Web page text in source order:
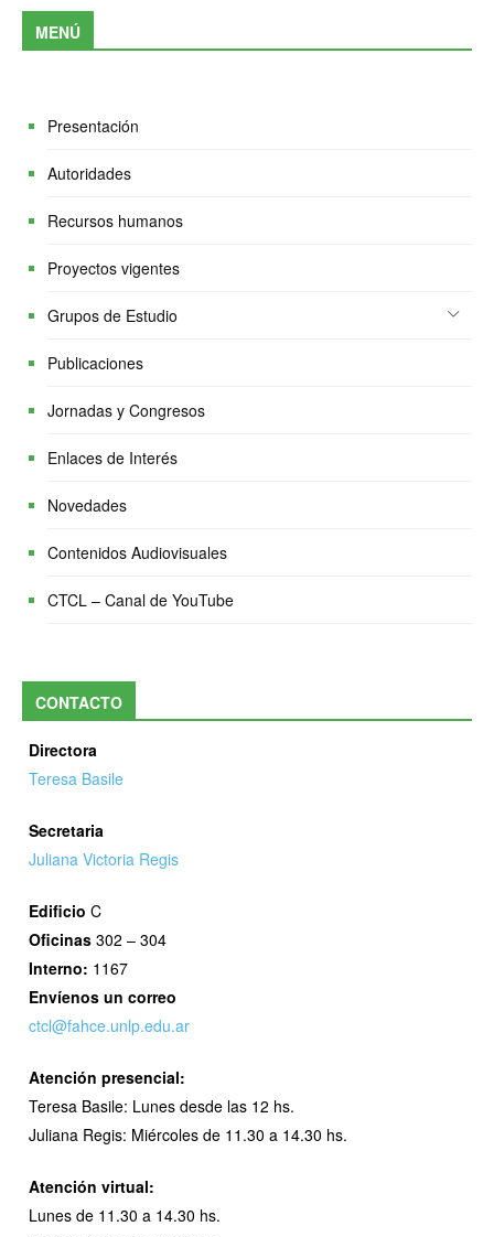
MENÚ
Presentación
Autoridades
Recursos humanos
Proyectos vigentes
Grupos de Estudio
Publicaciones
Jornadas y Congresos
Enlaces de Interés
Novedades
Contenidos Audiovisuales
CTCL – Canal de YouTube
CONTACTO
Directora
Teresa Basile
Secretaria
Juliana Victoria Regis
Edificio C
Oficinas 302 – 304
Interno: 1167
Envíenos un correo
ctcl@fahce.unlp.edu.ar
Atención presencial:
Teresa Basile: Lunes desde las 12 hs.
Juliana Regis: Miércoles de 11.30 a 14.30 hs.
Atención virtual:
Lunes de 11.30 a 14.30 hs.